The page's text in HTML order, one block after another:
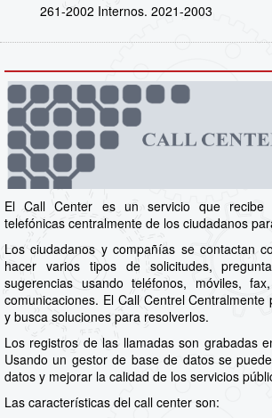
261-2002 Internos. 2021-2003
El Call Center es un servicio que recibe
telefónicas centralmente de los ciudadanos
Los ciudadanos y compañías se contactan
hacer varios tipos de solicitudes,
sugerencias usando teléfonos, móviles,
comunicaciones. El Call Centrel Centralmente
y busca soluciones para resolverlos.
Los registros de las llamadas son grabadas
Usando un gestor de base de datos se
datos y mejorar la calidad de los servicios
Las características del call center son: